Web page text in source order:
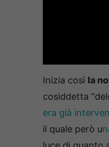
Inizia così la
cosiddetta
era già
il quale però u